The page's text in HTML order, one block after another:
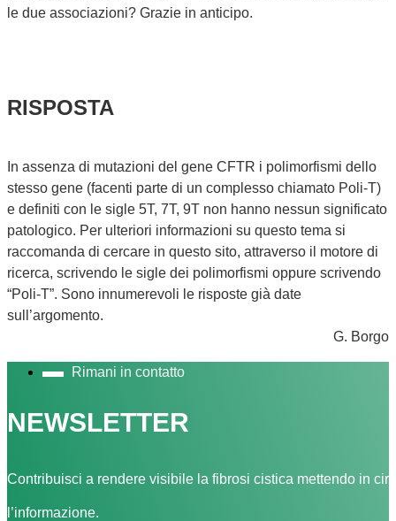
le due associazioni? Grazie in anticipo.
RISPOSTA
In assenza di mutazioni del gene CFTR i polimorfismi dello
stesso gene (facenti parte di un complesso chiamato Poli-T)
e definiti con le sigle 5T, 7T, 9T non hanno nessun significato
patologico. Per ulteriori informazioni su questo tema si
raccomanda di cercare in questo sito, attraverso il motore di
ricerca, scrivendo le sigle dei polimorfismi oppure scrivendo
“Poli-T”. Sono innumerevoli le risposte già date
sull’argomento.
G. Borgo
Rimani in contatto
NEWSLETTER
Contribuisci a rendere visibile la fibrosi cistica mettendo in
l’informazione.